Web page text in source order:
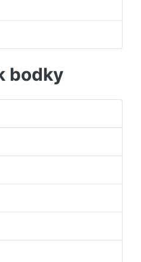
bodky